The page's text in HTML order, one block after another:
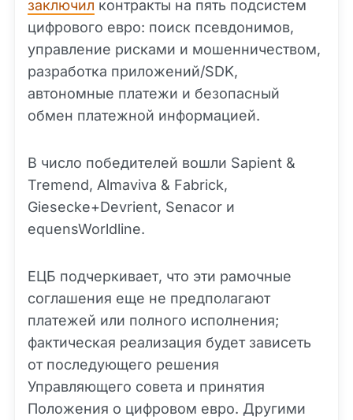
заключил контракты на пять подсистем
цифрового евро: поиск псевдонимов,
управление рисками и мошенничеством,
разработка приложений/SDK,
автономные платежи и безопасный
обмен платежной информацией.
В число победителей вошли Sapient &
Tremend, Almaviva & Fabrick,
Giesecke+Devrient, Senacor и
equensWorldline.
ЕЦБ подчеркивает, что эти рамочные
соглашения еще не предполагают
платежей или полного исполнения;
фактическая реализация будет зависеть
от последующего решения
Управляющего совета и принятия
Положения о цифровом евро. Другими